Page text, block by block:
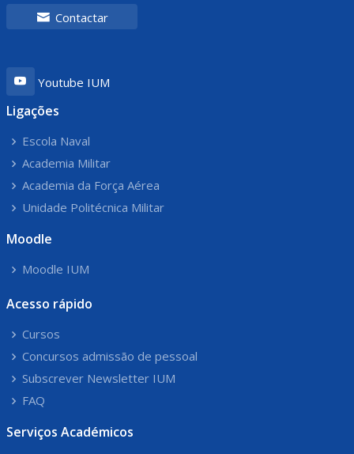
Contactar
Youtube IUM
Ligações
Escola Naval
Academia Militar
Academia da Força Aérea
Unidade Politécnica Militar
Moodle
Moodle IUM
Acesso rápido
Cursos
Concursos admissão de pessoal
Subscrever Newsletter IUM
FAQ
Serviços Académicos